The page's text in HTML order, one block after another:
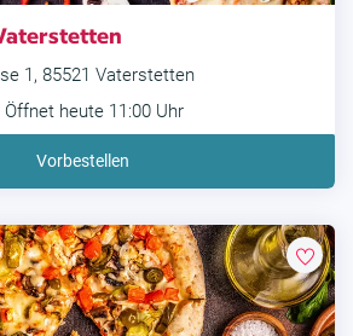
1, 85521 Vaterstetten
Öffnet heute 11:00 Uhr
Vorbestellen